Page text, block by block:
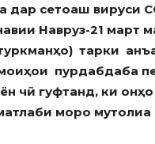
дар сетоаш вируси
Навруз-21 март
тарки
пурдабдаба
чӣ гуфтанд, ки
моро мутолиа